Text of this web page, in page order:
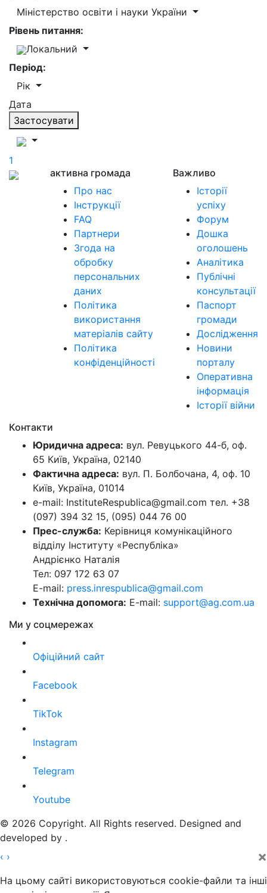
Міністерство освіти і науки України
Рівень питання:
Локальний
Період:
Рік
Дата
Застосувати
1
активна громада
Про нас
Інструкції
FAQ
Партнери
Згода на
обробку
персональних
даних
Політика
використання
матеріалів сайту
Політика
конфіденційності
Важливо
Історії
успіху
Форум
Дошка
оголошень
Аналітика
Публічні
консультації
Паспорт
громади
Дослідження
Новини
порталу
Оперативна
інформація
Історії війни
Контакти
Юридична адреса: вул. Ревуцького 44-б, оф.
65 Київ, Україна, 02140
Фактична адреса: вул. П. Болбочана, 4, оф. 10
Київ, Україна, 01014
e-mail: InstituteRespublica@gmail.com тел. +38
(097) 394 32 15, (095) 044 76 00
Прес-служба: Керівниця комунікаційного
відділу Інституту «Республіка»
Андрієнко Наталія
Тел: 097 172 63 07
E-mail: press.inrespublica@gmail.com
Технічна допомога: E-mail: support@ag.com.ua
Ми у соцмережах
Офіційний сайт
Facebook
TikTok
Instagram
Telegram
Youtube
© 2026 Copyright. All Rights reserved. Designed and
developed by .
‹ › ×
На цьому сайті використовуються cookie-файли та інші